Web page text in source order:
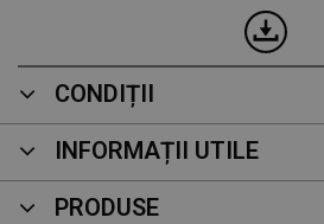
CONDIȚII
INFORMAȚII UTILE
PRODUSE